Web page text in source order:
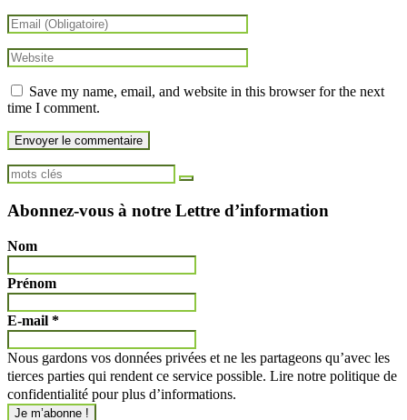
Save my name, email, and website in this browser for the next
time I comment.
Abonnez-vous à notre Lettre d’information
Nom
Prénom
E-mail *
Nous gardons vos données privées et ne les partageons qu’avec les
tierces parties qui rendent ce service possible. Lire notre politique de
confidentialité pour plus d’informations.